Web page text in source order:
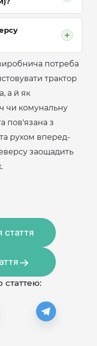
та вичавити
пошкодити
синхронізує
все
ВОМ, який
самий бік,
назад.
Однак ця
рахунок
та меншої
роботах.
потреба
трактор
а й як
чи комунальну
пов'язана з
рухом вперед-
заощадить
стаття
статтею: